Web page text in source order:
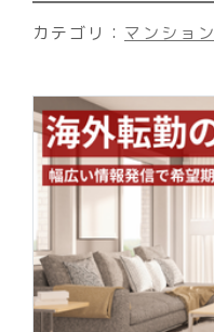
カテゴリ： マンション